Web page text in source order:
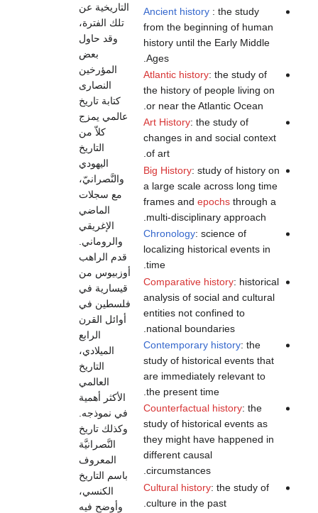
Ancient history : the study
from the beginning of human
history until the Early Middle
Ages.
Atlantic history: the study of
the history of people living on
or near the Atlantic Ocean.
Art History: the study of
changes in and social context
of art.
Big History: study of history on
a large scale across long time
frames and epochs through a
multi-disciplinary approach.
Chronology: science of
localizing historical events in
time.
Comparative history: historical
analysis of social and cultural
entities not confined to
national boundaries.
Contemporary history: the
study of historical events that
are immediately relevant to
the present time.
Counterfactual history: the
study of historical events as
they might have happened in
different causal
circumstances.
Cultural history: the study of
culture in the past.
التاريخية عن
تلك الفترة،
وقد حاول
بعض
المؤرخين
النصارى
كتابة تاريخ
عالمي يمزج
كلاّ من
التاريخ
اليهودي
والنَّصرانيّ،
مع سجلات
الماضي
الإغريقي
والروماني.
قدم الراهب
أوزبيوس من
قيسارية في
فلسطين في
أوائل القرن
الرابع
الميلادي،
التاريخ
العالمي
الأكثر أهمية
في نموذجه.
وكذلك تاريخ
النَّصرانيَّة
المعروف
باسم التاريخ
الكنسي،
وأوضح فيه